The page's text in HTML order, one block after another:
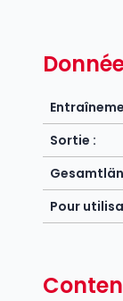
Sortie :
Pour